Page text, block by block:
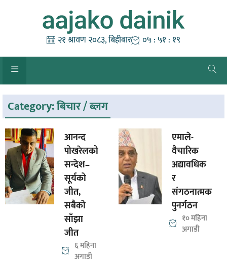
२१ श्रावण २०८३, बिहीबार ०५ : ५१ : १९
Category:बिचार / ब्लग
आनन्द
पोखरेलको
सन्देश–
सूर्यको
जीत,
सबैको
साँझा
जीत
६ महिना
अगाडी
एमाले-
वैचारिक
अद्यावधिक
र
संगठनात्मक
पुनर्गठन
१० महिना
अगाडी